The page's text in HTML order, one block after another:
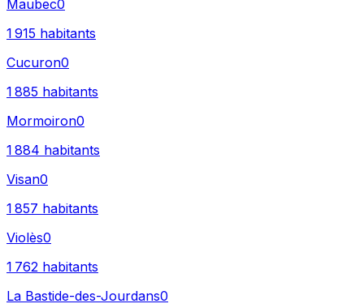
Maubec0
1 915 habitants
Cucuron0
1 885 habitants
Mormoiron0
1 884 habitants
Visan0
1 857 habitants
Violès0
1 762 habitants
La Bastide-des-Jourdans0